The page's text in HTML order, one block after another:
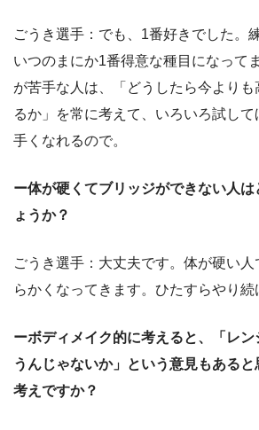
ごうき選手：でも、1番好きでした。
いつのまにか1番得意な種目になって
が苦手な人は、「どうしたら今より
るか」を常に考えて、いろいろ試し
手くなれるので。
ー体が硬くてブリッジができない人
ょうか？
ごうき選手：大丈夫です。体が硬い
らかくなってきます。ひたすらやり続
ーボディメイク的に考えると、「レン
うんじゃないか」という意見もある
考えですか？